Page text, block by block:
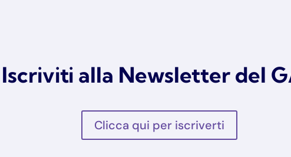
Iscriviti alla Newsletter del
Clicca qui per iscriverti